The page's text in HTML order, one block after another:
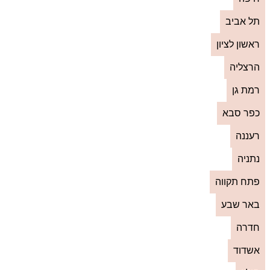
תל אביב
ראשון לציון
הרצליה
רמת גן
כפר סבא
רעננה
נתניה
פתח תקווה
באר שבע
חדרה
אשדוד